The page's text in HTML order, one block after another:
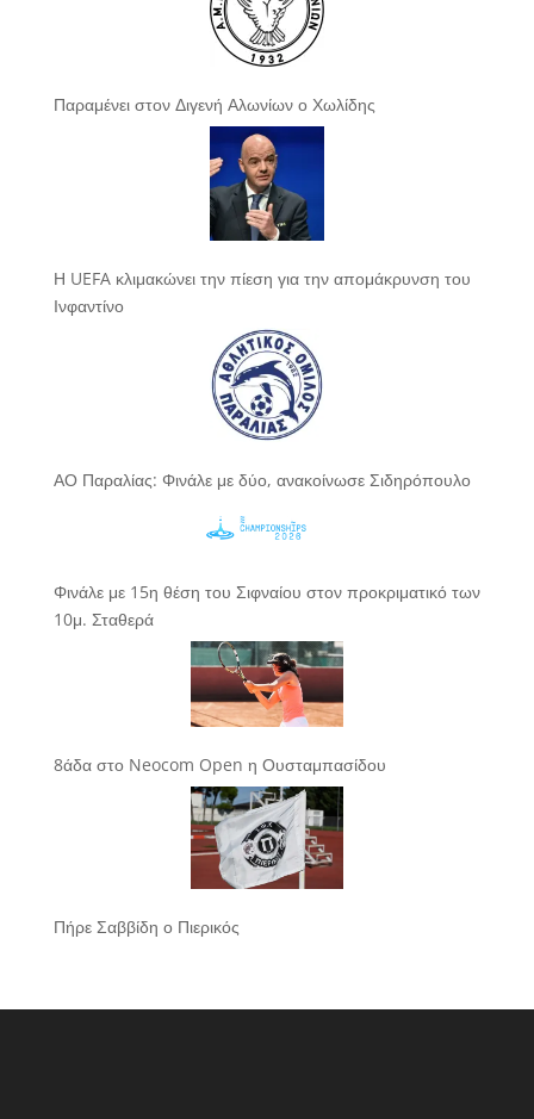
Παραμένει στον Διγενή Αλωνίων ο Χωλίδης
Η UEFA κλιμακώνει την πίεση για την απομάκρυνση του
Ινφαντίνο
ΑΟ Παραλίας: Φινάλε με δύο, ανακοίνωσε Σιδηρόπουλο
Φινάλε με 15η θέση του Σιφναίου στον προκριματικό των
10μ. Σταθερά
8άδα στο Neocom Open η Ουσταμπασίδου
Πήρε Σαββίδη ο Πιερικός